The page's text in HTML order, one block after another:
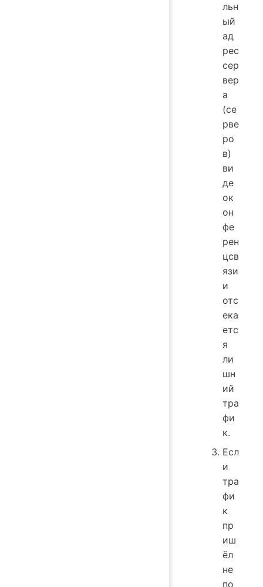
льн
ый
ад
рес
сер
вер
а
(се
рве
ро
в)
ви
де
ок
он
фе
рен
цсв
язи
и
отс
ека
етс
я
ли
шн
ий
тра
фи
к.
Есл
и
тра
фи
к
пр
иш
ёл
не
по